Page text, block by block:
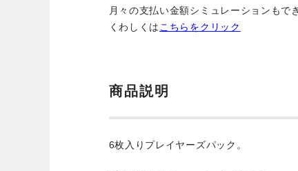
月々の支払い金額シミュレーションもで
くわしくは こちらをクリック
商品説明
6枚入りプレイヤーズパック。